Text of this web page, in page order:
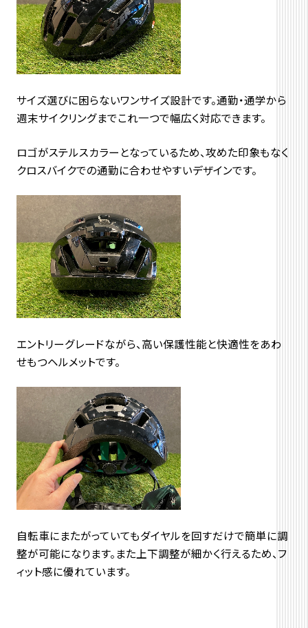
サイズ選びに困らないワンサイズ設計です。通勤・通学から
週末サイクリングまでこれ一つで幅広く対応できます。
ロゴがステルスカラーとなっているため、攻めた印象もなく
クロスバイクでの通勤に合わせやすいデザインです。
エントリーグレードながら、高い保護性能と快適性をあわ
せもつヘルメットです。
自転車にまたがっていてもダイヤルを回すだけで簡単に調
整が可能になります。また上下調整が細かく行えるため、フ
ィット感に優れています。